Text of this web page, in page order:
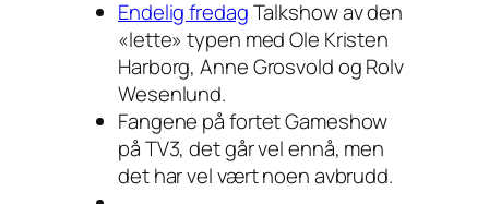
Endelig fredagTalkshow av den
«lette» typen med Ole Kristen
Harborg, Anne Grosvold og Rolv
Wesenlund.
Fangene på fortet Gameshow
på TV3, det går vel ennå, men
det har vel vært noen avbrudd.